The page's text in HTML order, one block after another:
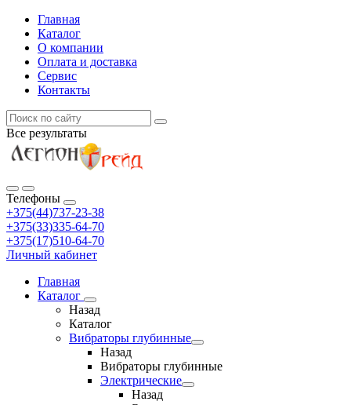
Главная
Каталог
О компании
Оплата и доставка
Сервис
Контакты
Все результаты
Телефоны
+375(44)737-23-38
+375(33)335-64-70
+375(17)510-64-70
Личный кабинет
Главная
Каталог
Назад
Каталог
Вибраторы глубинные
Назад
Вибраторы глубинные
Электрические
Назад